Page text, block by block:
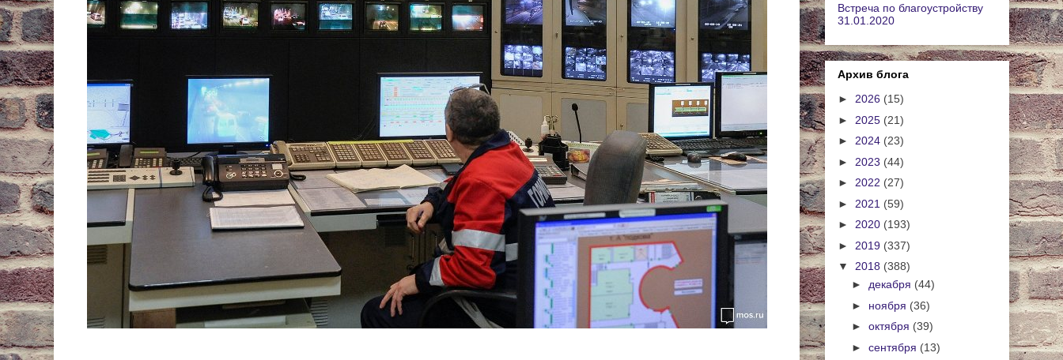
Встреча по благоустройству
31.01.2020
Архив блога
► 2026 (15)
► 2025 (21)
► 2024 (23)
► 2023 (44)
► 2022 (27)
► 2021 (59)
► 2020 (193)
► 2019 (337)
▼ 2018 (388)
► декабря (44)
► ноября (36)
► октября (39)
► сентября (13)